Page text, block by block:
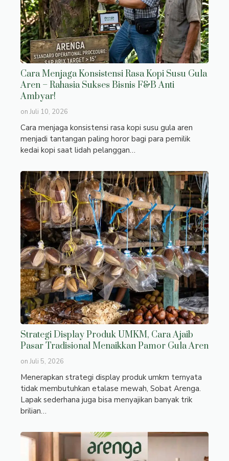
Cara Menjaga Konsistensi Rasa Kopi Susu Gula
Aren – Rahasia Sukses Bisnis F&B Anti
Ambyar!
on Juli 10, 2026
Cara menjaga konsistensi rasa kopi susu gula aren
menjadi tantangan paling horor bagi para pemilik
kedai kopi saat lidah pelanggan…
Strategi Display Produk UMKM, Cara Ajaib
Pasar Tradisional Menaikkan Pamor Gula Aren
on Juli 5, 2026
Menerapkan strategi display produk umkm ternyata
tidak membutuhkan etalase mewah, Sobat Arenga.
Lapak sederhana juga bisa menyajikan banyak trik
brilian…